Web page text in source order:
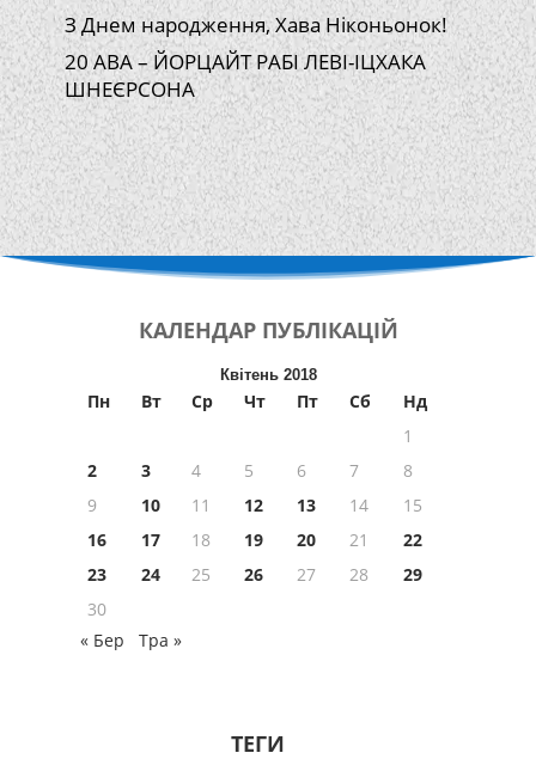
З Днем народження, Хава Ніконьонок!
20 АВА – ЙОРЦАЙТ РАБІ ЛЕВІ-ІЦХАКА
ШНЕЄРСОНА
КАЛЕНДАР ПУБЛІКАЦІЙ
Квітень 2018
Пн Вт Ср Чт Пт Сб
Нд
1
2
3 4 5 6 7
8
9
10 11 12 13 14
15
16
17 18 19 20 21
22
23
24 25 26 27 28
29
30
« Бер
Тра »
ТЕГИ